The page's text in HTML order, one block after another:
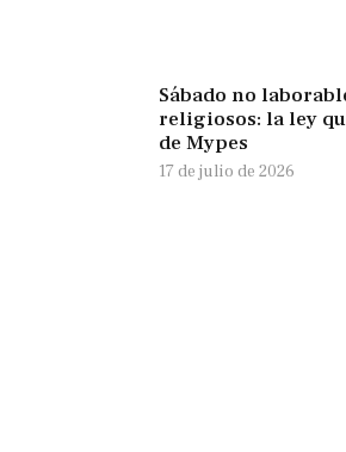
Sábado no
religiosos: la ley
de Mypes
17 de julio de 2026